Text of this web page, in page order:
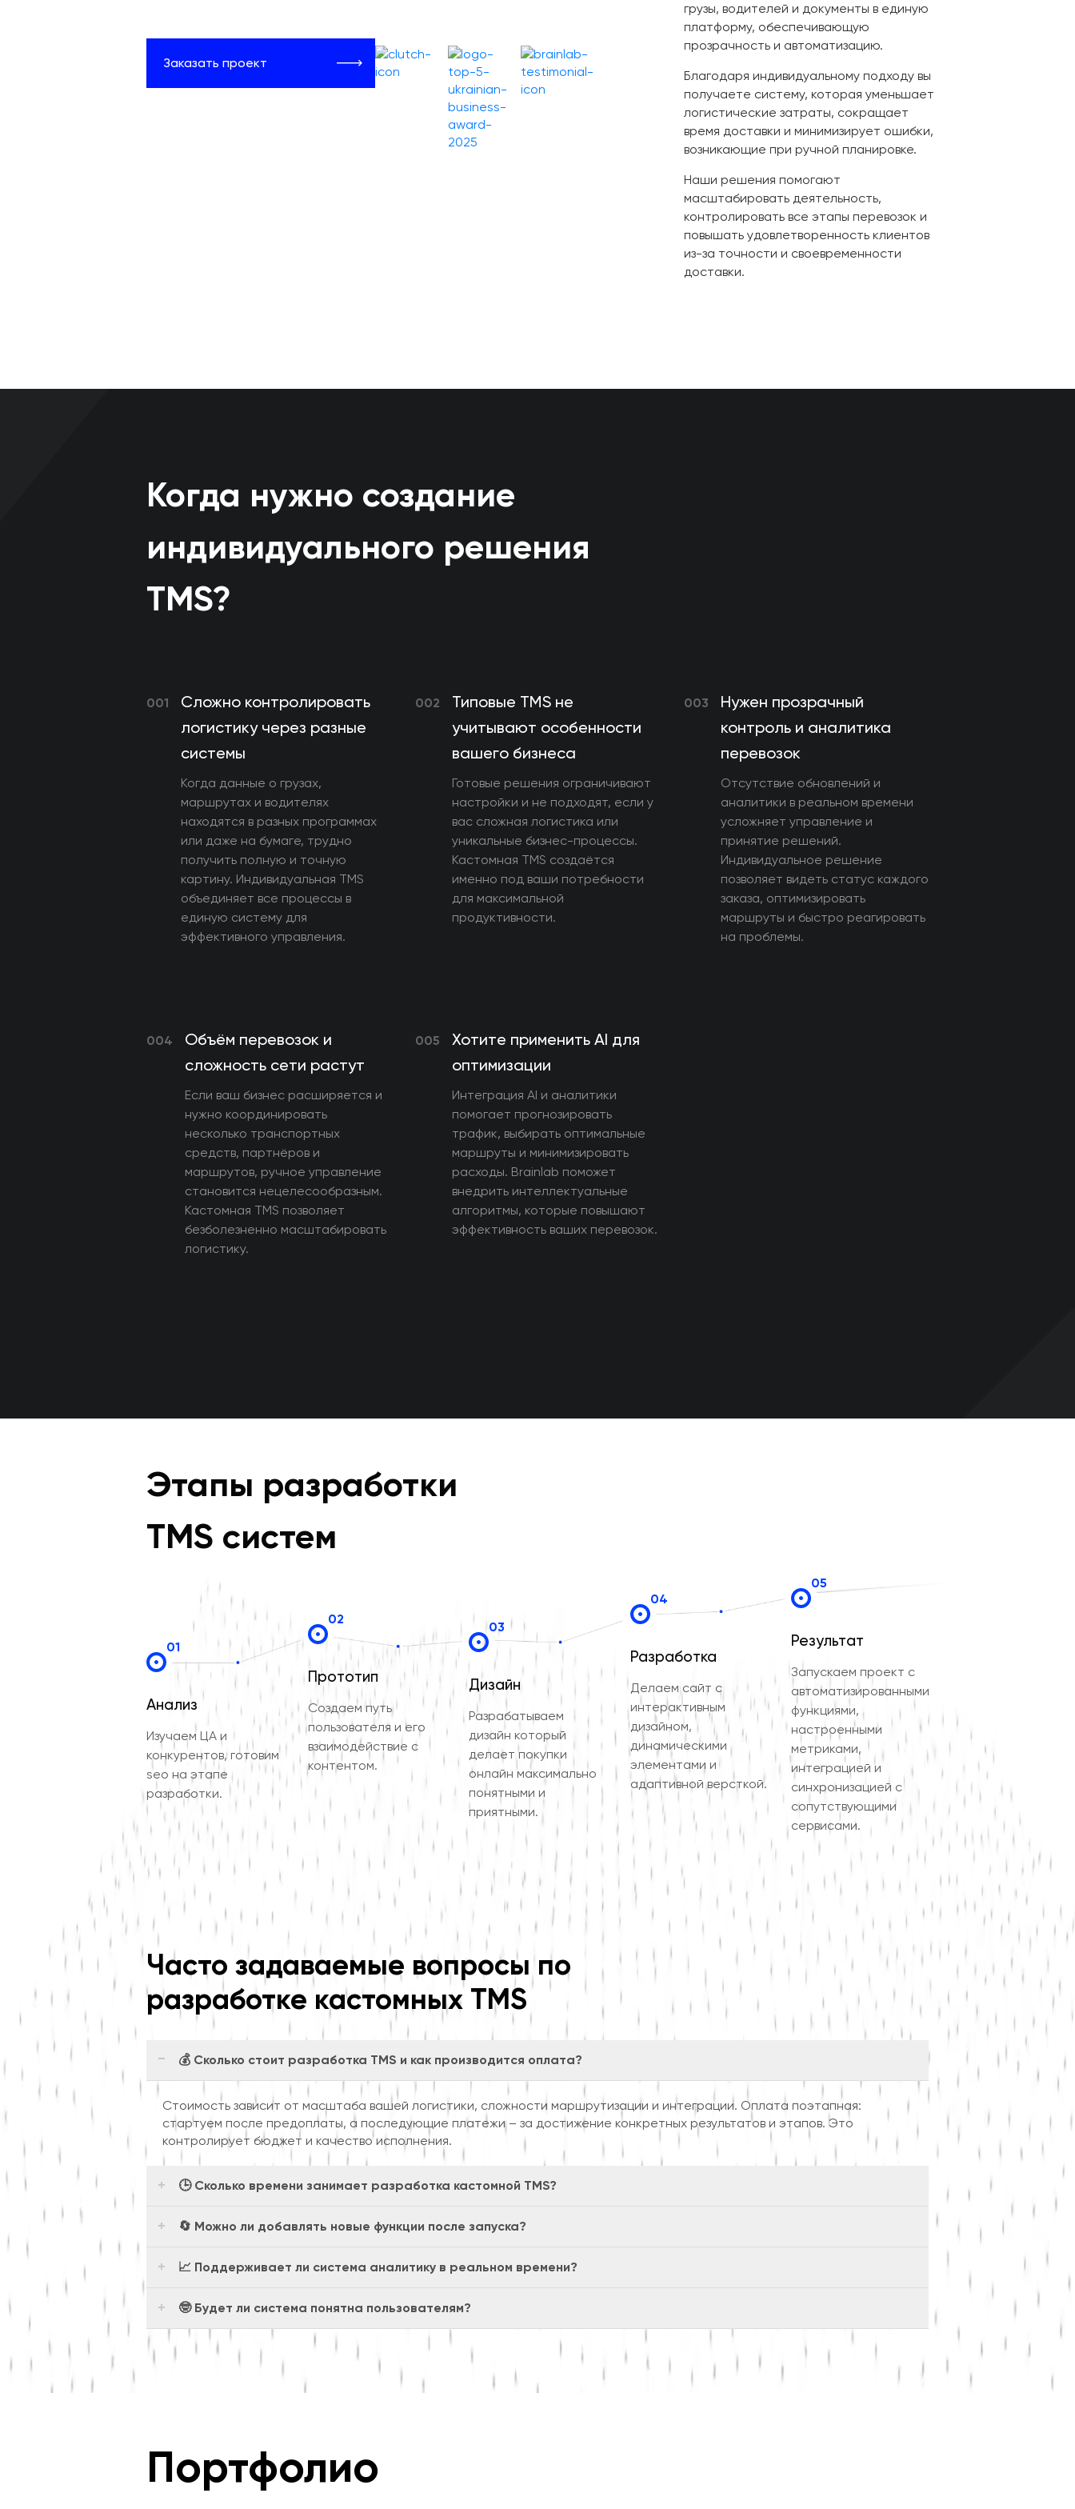
Заказать проект
грузы, водителей и документы в единую
платформу, обеспечивающую
прозрачность и автоматизацию.
Благодаря индивидуальному подходу вы
получаете систему, которая уменьшает
логистические затраты, сокращает
время доставки и минимизирует ошибки,
возникающие при ручной планировке.
Наши решения помогают
масштабировать деятельность,
контролировать все этапы перевозок и
повышать удовлетворенность клиентов
из-за точности и своевременности
доставки.
Когда нужно создание
индивидуального решения
TMS?
001
Сложно контролировать
логистику через разные
системы
Когда данные о грузах,
маршрутах и водителях
находятся в разных программах
или даже на бумаге, трудно
получить полную и точную
картину. Индивидуальная TMS
объединяет все процессы в
единую систему для
эффективного управления.
002
Типовые TMS не
учитывают особенности
вашего бизнеса
Готовые решения ограничивают
настройки и не подходят, если у
вас сложная логистика или
уникальные бизнес-процессы.
Кастомная TMS создаётся
именно под ваши потребности
для максимальной
продуктивности.
003
Нужен прозрачный
контроль и аналитика
перевозок
Отсутствие обновлений и
аналитики в реальном времени
усложняет управление и
принятие решений.
Индивидуальное решение
позволяет видеть статус каждого
заказа, оптимизировать
маршруты и быстро реагировать
на проблемы.
004
Объём перевозок и
сложность сети растут
Если ваш бизнес расширяется и
нужно координировать
несколько транспортных
средств, партнёров и
маршрутов, ручное управление
становится нецелесообразным.
Кастомная TMS позволяет
безболезненно масштабировать
логистику.
005
Хотите применить AI для
оптимизации
Интеграция AI и аналитики
помогает прогнозировать
трафик, выбирать оптимальные
маршруты и минимизировать
расходы. Brainlab поможет
внедрить интеллектуальные
алгоритмы, которые повышают
эффективность ваших перевозок.
Этапы разработки
TMS систем
01
Анализ
Изучаем ЦА и
конкурентов, готовим
seo на этапе
разработки.
02
Прототип
Создаем путь
пользователя и его
взаимодействие с
контентом.
03
Дизайн
Разрабатываем
дизайн который
делает покупки
онлайн максимально
понятными и
приятными.
04
Разработка
Делаем сайт с
интерактивным
дизайном,
динамическими
элементами и
адаптивной версткой.
05
Результат
Запускаем проект с
автоматизированными
функциями,
настроенными
метриками,
интеграцией и
синхронизацией с
сопутствующими
сервисами.
Часто задаваемые вопросы по
разработке кастомных TMS
💰 Сколько стоит разработка TMS и как производится оплата?
Стоимость зависит от масштаба вашей логистики, сложности маршрутизации и интеграции. Оплата поэтапная:
стартуем после предоплаты, а последующие платежи – за достижение конкретных результатов и этапов. Это
контролирует бюджет и качество исполнения.
🕒 Сколько времени занимает разработка кастомной TMS?
🔄 Можно ли добавлять новые функции после запуска?
📈 Поддерживает ли система аналитику в реальном времени?
🤓 Будет ли система понятна пользователям?
Портфолио